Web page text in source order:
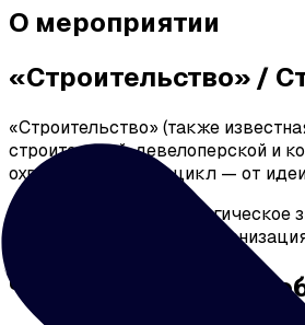
О мероприятии
«Строительство» /
«Строительство» (также
строительной, девелоперской и
охватывая полный цикл — от
Выставка имеет
развития, таких как
Что представляет